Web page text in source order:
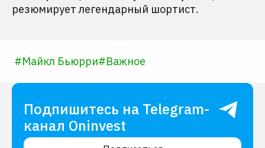
резюмирует легендарный шортист.
#Майкл Бьюрри#Важное
Подпишитесь на Telegram-
канал Oninvest